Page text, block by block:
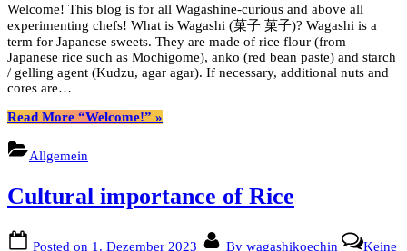
Welcome! This blog is for all Wagashine-curious and above all
experimenting chefs! What is Wagashi (菓子 菓子)? Wagashi is a
term for Japanese sweets. They are made of rice flour (from
Japanese rice such as Mochigome), anko (red bean paste) and starch
/ gelling agent (Kudzu, agar agar). If necessary, additional nuts and
cores are…
Read More “Welcome!” »
Allgemein
Cultural importance of Rice
Posted on 1. Dezember 2023 By wagashikoechin Keine